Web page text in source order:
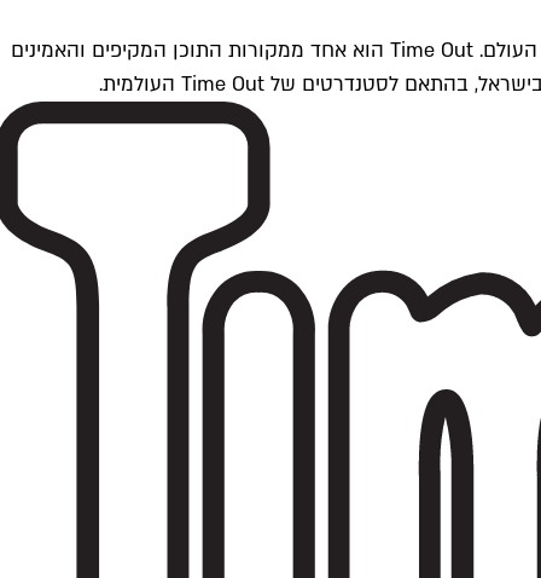
Time Outתל אביב הוא חלק מרשת Time Out Global — רשת מדיה בינלאומית הפועלת ב-360 ערים מרכזיות וב-60 מדינות ברחבי העולם. Time Out הוא אחד ממקורות התוכן המקיפים והאמינים